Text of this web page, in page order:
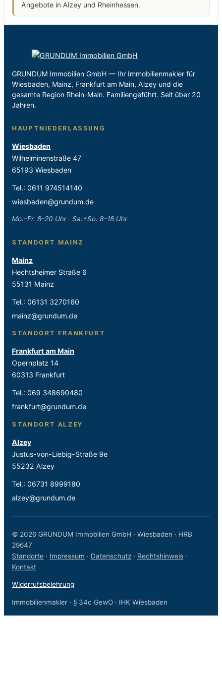
Angebote in Alzey und Rheinhessen.
GRUNDUM Immobilien GmbH — Ihr Immobilienmakler für
Wiesbaden, Mainz, Frankfurt am Main, Alzey und die
gesamte Region Rhein-Main. Familiengeführt. Seit über 20
Jahren.
HAUPTNIEDERLASSUNG
Wiesbaden
Wilhelminenstraße 47
65193 Wiesbaden
Tel.: 0611 974514140
wiesbaden@grundum.de
Mo.–Fr. 8–20 Uhr · Sa.+So. 8–18 Uhr
STANDORT MAINZ
Mainz
Hechtsheimer Straße 6
55131 Mainz
Tel.: 06131 3270160
mainz@grundum.de
STANDORT FRANKFURT
Frankfurt am Main
Opernplatz 14
60313 Frankfurt
Tel.: 069 348690480
frankfurt@grundum.de
STANDORT ALZEY
Alzey
Justus-von-Liebig-Straße 9e
55232 Alzey
Tel.: 06731 8999180
alzey@grundum.de
© 2026 GRUNDUM Immobilien GmbH · Wiesbaden · HRB
29647
Standorte · Impressum · Datenschutz · Rechtshinweis ·
Kontakt
Widerrufsbelehrung
Immobilienmakler · § 34c GewO · IHK Wiesbaden